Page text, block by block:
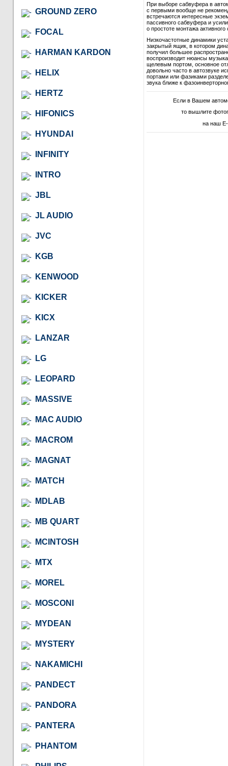
GROUND ZERO
FOCAL
HARMAN KARDON
HELIX
HERTZ
HIFONICS
HYUNDAI
INFINITY
INTRO
JBL
JL AUDIO
JVC
KGB
KENWOOD
KICKER
KICX
LANZAR
LG
LEOPARD
MASSIVE
MAC AUDIO
MACROM
MAGNAT
MATCH
MDLAB
MB QUART
MCINTOSH
MTX
MOREL
MOSCONI
MYDEAN
MYSTERY
NAKAMICHI
PANDECT
PANDORA
PANTERA
PHANTOM
При выборе сабвуфера в
с первыми вообще не
встречаются интересные
пассивного сабвуфера и
о простоте монтажа
Низкочастотные динамики
закрытый ящик, в котором
получил большее
воспроизводит нюансы
щелевым портом, основное
довольно часто в автозвуке
портами или фазиками
звука ближе к
Если в Вашем
то вышлите
на наш